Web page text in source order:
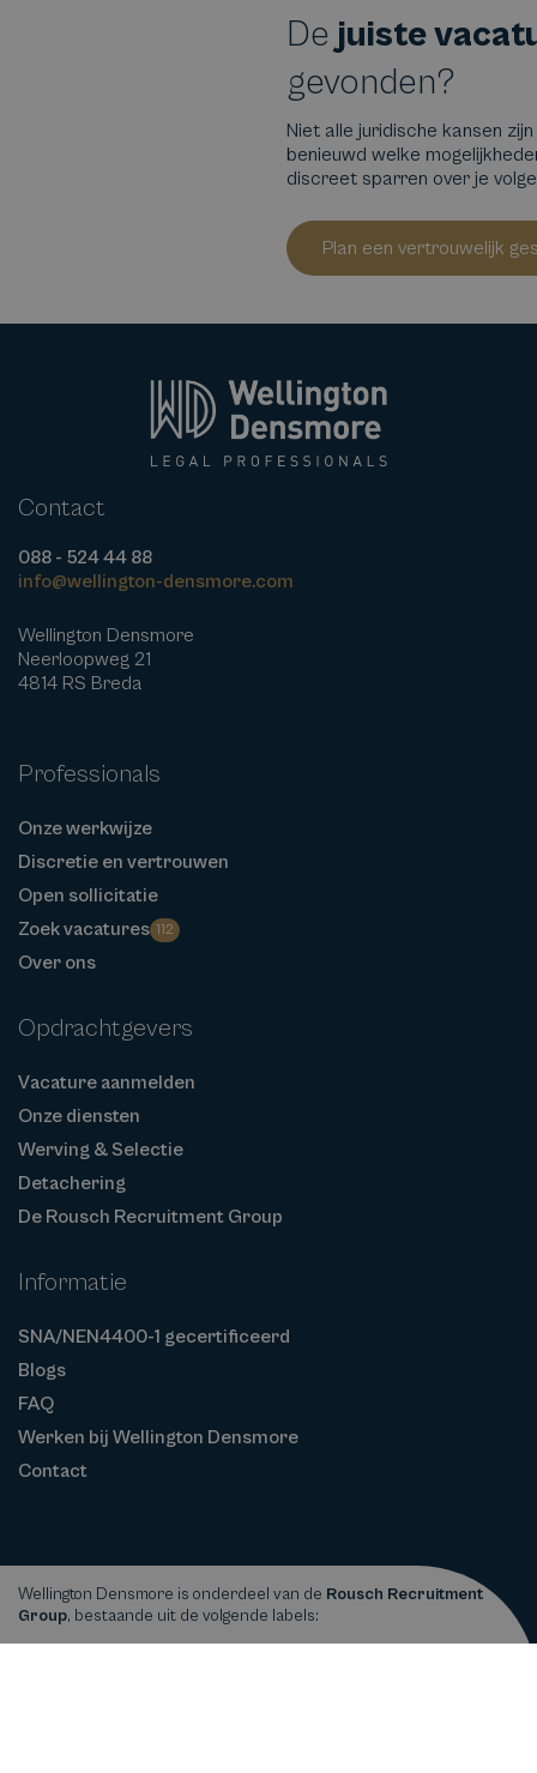
De juiste
gevonden?
Niet alle juridische kansen
benieuwd welke
discreet sparren over je
Plan een vertrouwelijk
Contact
088 - 524 44 88
info@wellington-densmore.com
Wellington Densmore
Neerloopweg 21
4814 RS Breda
Professionals
Onze werkwijze
Discretie en vertrouwen
Open sollicitatie
Zoek vacatures 112
Over ons
Opdrachtgevers
Vacature aanmelden
Onze diensten
Werving & Selectie
Detachering
De Rousch Recruitment Group
Informatie
SNA/NEN4400-1 gecertificeerd
Blogs
FAQ
Werken bij Wellington Densmore
Contact
Wellington Densmore is onderdeel van de Rousch Recruitment
Group, bestaande uit de volgende labels: